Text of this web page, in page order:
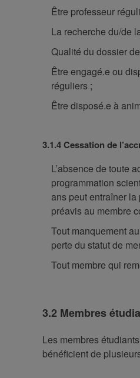
Être professeur
La recherche du/de
Qualité du dossier
Être engagé.e ou
réguliers ;
Être disposé.e à
3.1.4 Cessation de
L’absence de toute
programmation
ans peut entraîner la
préavis au membre
Tout manquement
perte du statut de
Tout membre qui
3.2 Membres
Les membres
bénéficient de